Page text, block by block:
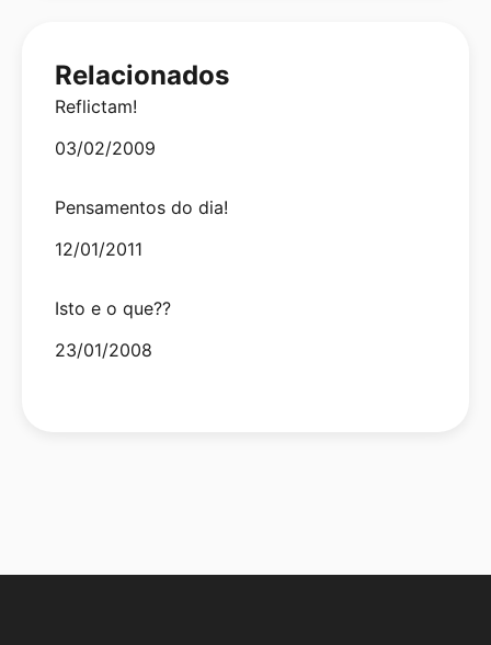
Relacionados
Reflictam!
Date
03/02/2009
Pensamentos do dia!
Date
12/01/2011
Isto e o que??
Date
23/01/2008